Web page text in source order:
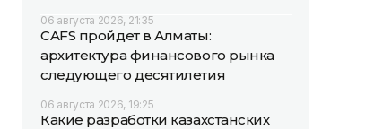
06 августа 2026, 21:35
CAFS пройдет в Алматы:
архитектура финансового рынка
следующего десятилетия
06 августа 2026, 19:25
Какие разработки казахстанских